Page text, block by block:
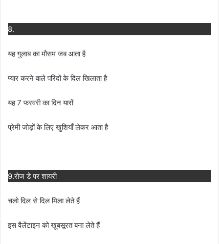
8.
यह गुलाब का मौसम जब आता है
प्यार करने वाले परिंदों के दिल खिलाता है
यह 7 फरवरी का दिन यारों
प्रेमी जोड़ों के लिए खुशियाँ लेकर आता है
9.रोज डे पर शायरी
चलो दिल से दिल मिला लेते हैं
इस वैलेंटाइन को खूबसूरत बना लेते हैं